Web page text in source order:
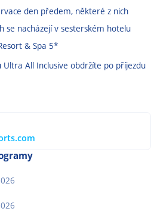
den předem, některé z nich
se nacházejí v sesterském hotelu
& Spa 5*
Ultra All Inclusive obdržíte po příjezdu